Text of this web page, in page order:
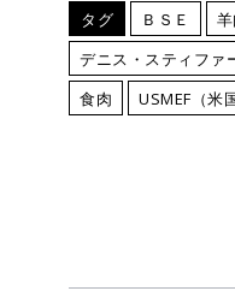
タグ ＢＳＥ
デニス・スティファ
食肉
USMEF（米